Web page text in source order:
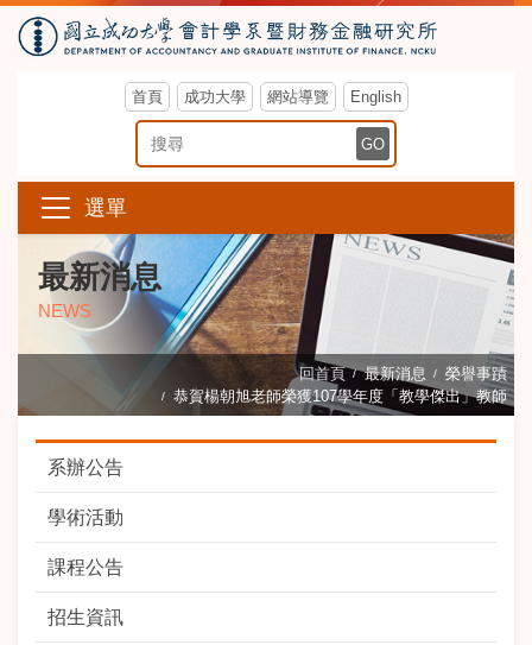
首頁 成功大學 網站導覽 English
搜尋關鍵字 GO
選單
最新消息
NEWS
回首頁 最新消息
榮譽事蹟
恭賀楊朝旭老師榮獲107學年度「教學傑出」教師
系辦公告
學術活動
課程公告
招生資訊